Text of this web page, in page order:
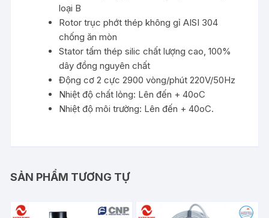
loại B
Rotor trục phớt thép không gỉ AISI 304
chống ăn mòn
Stator tấm thép silic chất lượng cao, 100%
dây đồng nguyên chất
Động cơ 2 cực 2900 vòng/phút 220V/50Hz
Nhiệt độ chất lỏng: Lên đến + 40oC
Nhiệt độ môi trường: Lên đến + 40oC.
SẢN PHẨM TƯƠNG TỰ